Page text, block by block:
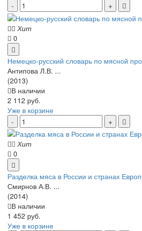
Хит
0
Немецко-русский словарь по мясной
Антипова Л.В. ...
(2013)
В наличии
2 112 руб.
Уже в корзине
Хит
0
Разделка мяса в России и странах
Смирнов А.В. ...
(2014)
В наличии
1 452 руб.
Уже в корзине